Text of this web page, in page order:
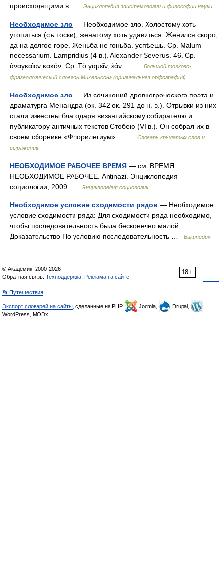
происходящими в … Энциклопедия эпистемологии и философии науки
Необходимое зло — Необходимое зло. Холостому хоть
утопиться (съ тоски), женатому хоть удавиться. Женился скоро,
да на долгое горе. Женьба не гоньба, успѣешь. Ср. Malum
necessarium. Lampridius (4 в.). Alexander Severus. 46. Ср.
ἀναγκαῖον κακόν. Ср. Τὸ γαμεῖν, ἐάν… …
Большой толково-
фразеологический словарь Михельсона (оригинальная орфография)
Необходимое зло — Из сочинений древнегреческого поэта и
драматурга Менандра (ок. 342 ок. 291 до н. э.). Отрывки из них
стали известны благодаря византийскому собирателю и
публикатору античных текстов Стобею (VI в.). Он собрал их в
своем сборнике «Флорилегиум»… …
Словарь крылатых слов и
выражений
НЕОБХОДИМОЕ РАБОЧЕЕ ВРЕМЯ — см. ВРЕМЯ
НЕОБХОДИМОЕ РАБОЧЕЕ. Antinazi. Энциклопедия
социологии, 2009 …
Энциклопедия социологии
Необходимое условие сходимости рядов — Необходимое
условие сходимости ряда: Для сходимости ряда необходимо,
чтобы последовательность была бесконечно малой.
Доказательство По условию последовательность …
Википедия
18+
© Академик, 2000-2026
Обратная связь: Техподдержка Реклама на сайте
👣 Путешествия
Экспорт словарей на сайты , сделанные на PHP, Joomla,
Drupal,
WordPress, MODx.